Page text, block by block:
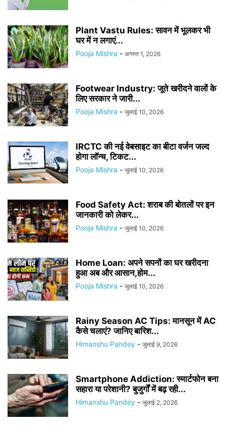
Plant Vastu Rules: सावन में भूलकर भी
घर में न लगाएं...
Pooja Mishra - अगस्त 1, 2026
Footwear Industry: जूते खरीदने वालों के
लिए सरकार ने जारी...
Pooja Mishra - जुलाई 10, 2026
IRCTC की नई वेबसाइट का बीटा वर्जन जल्द
होगा लॉन्च, टिकट...
Pooja Mishra - जुलाई 10, 2026
Food Safety Act: शराब की बोतलों पर इन
जानकारी को लेकर...
Pooja Mishra - जुलाई 10, 2026
Home Loan: अपने सपनों का घर खरीदना
हुआ अब और आसान,होम...
Pooja Mishra - जुलाई 10, 2026
Rainy Season AC Tips: मानसून में AC
कैसे चलाएं? जानिए बारिश...
Himanshu Pandey - जुलाई 9, 2026
Smartphone Addiction: स्मार्टफोन बना
सहारा या परेशानी? बुजुर्गों में बढ़ रही...
Himanshu Pandey - जुलाई 2, 2026